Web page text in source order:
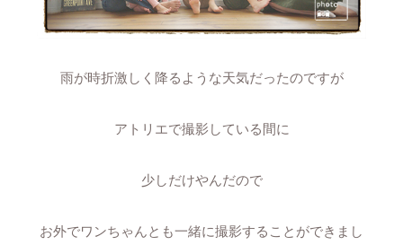
雨が時折激しく降るような天気だったのですが
アトリエで撮影している間に
少しだけやんだので
お外でワンちゃんとも一緒に撮影することができまし